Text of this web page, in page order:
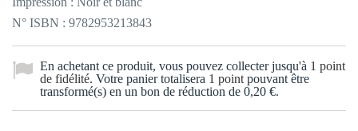
N° ISBN : 9782953213843
En achetant ce produit, vous pouvez collecter jusqu'à 1 point
de fidélité. Votre panier totalisera 1 point pouvant être
transformé(s) en un bon de réduction de 0,20 €.